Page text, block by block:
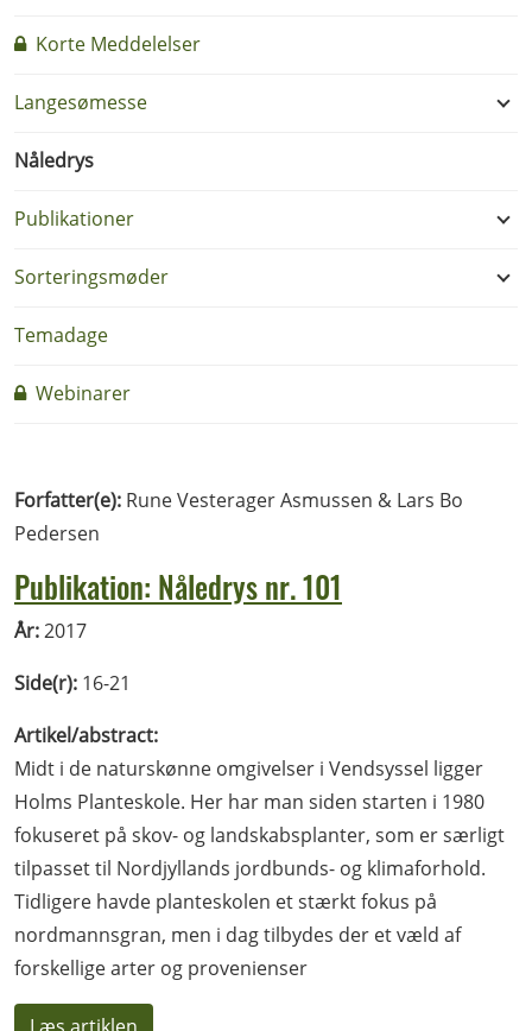
Korte Meddelelser
Langesømesse
Nåledrys
Publikationer
Sorteringsmøder
Temadage
Webinarer
Forfatter(e): Rune Vesterager Asmussen & Lars Bo
Pedersen
Publikation: Nåledrys nr. 101
År:2017
Side(r): 16-21
Artikel/abstract:
Midt i de naturskønne omgivelser i Vendsyssel ligger
Holms Planteskole. Her har man siden starten i 1980
fokuseret på skov- og landskabsplanter, som er særligt
tilpasset til Nordjyllands jordbunds- og klimaforhold.
Tidligere havde planteskolen et stærkt fokus på
nordmannsgran, men i dag tilbydes der et væld af
forskellige arter og provenienser